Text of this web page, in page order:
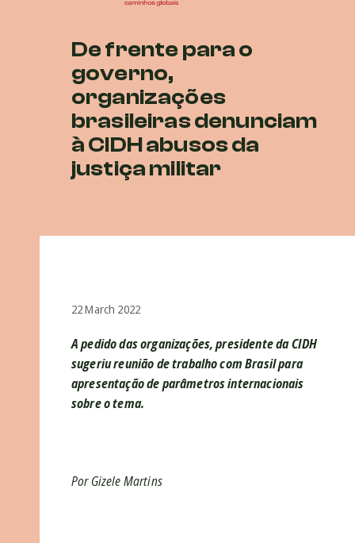
De frente para o
governo,
organizações
brasileiras denunciam
à CIDH abusos da
justiça militar
22 March 2022
A pedido das organizações, presidente da CIDH
sugeriu reunião de trabalho com Brasil para
apresentação de parâmetros internacionais
sobre o tema.
Por Gizele Martins